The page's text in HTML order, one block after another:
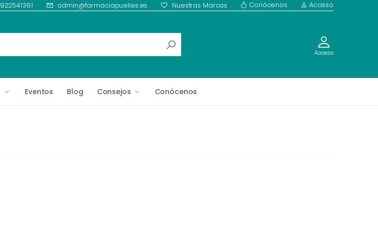
922541361 admin@farmaciapuelles.es Nuestras Marcas Conócenos Acceso
Acceso
Eventos Blog Consejos Conócenos